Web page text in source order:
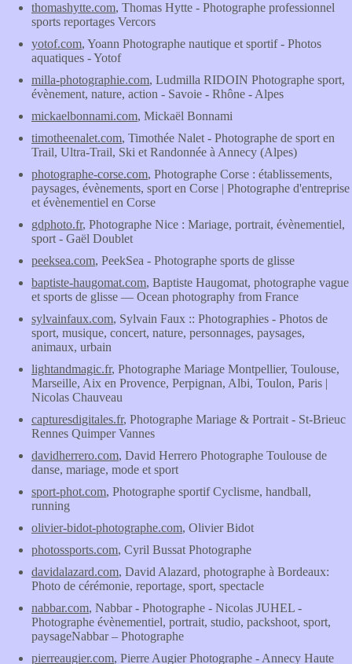
thomashytte.com, Thomas Hytte - Photographe professionnel
sports reportages Vercors
yotof.com, Yoann Photographe nautique et sportif - Photos
aquatiques - Yotof
milla-photographie.com, Ludmilla RIDOIN Photographe sport,
évènement, nature, action - Savoie - Rhône - Alpes
mickaelbonnami.com, Mickaël Bonnami
timotheenalet.com, Timothée Nalet - Photographe de sport en
Trail, Ultra-Trail, Ski et Randonnée à Annecy (Alpes)
photographe-corse.com, Photographe Corse : établissements,
paysages, évènements, sport en Corse | Photographe d'entreprise
et évènementiel en Corse
gdphoto.fr, Photographe Nice : Mariage, portrait, évènementiel,
sport - Gaël Doublet
peeksea.com, PeekSea - Photographe sports de glisse
baptiste-haugomat.com, Baptiste Haugomat, photographe vague
et sports de glisse — Ocean photography from France
sylvainfaux.com, Sylvain Faux :: Photographies - Photos de
sport, musique, concert, nature, personnages, paysages,
animaux, urbain
lightandmagic.fr, Photographe Mariage Montpellier, Toulouse,
Marseille, Aix en Provence, Perpignan, Albi, Toulon, Paris |
Nicolas Chauveau
capturesdigitales.fr, Photographe Mariage & Portrait - St-Brieuc
Rennes Quimper Vannes
davidherrero.com, David Herrero Photographe Toulouse de
danse, mariage, mode et sport
sport-phot.com, Photographe sportif Cyclisme, handball,
running
olivier-bidot-photographe.com, Olivier Bidot
photossports.com, Cyril Bussat Photographe
davidalazard.com, David Alazard, photographe à Bordeaux:
Photo de cérémonie, reportage, sport, spectacle
nabbar.com, Nabbar - Photographe - Nicolas JUHEL -
Photographe évènementiel, portrait, studio, packshoot, sport,
paysageNabbar – Photographe
pierreaugier.com, Pierre Augier Photographe - Annecy Haute